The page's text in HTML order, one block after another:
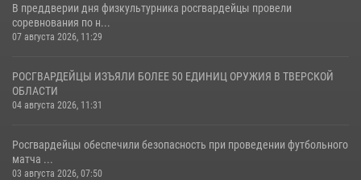
В преддверии дня физкультурника росгвардейцы провели
соревнования по н...
07 августа 2026, 11:29
РОСГВАРДЕЙЦЫ ИЗЪЯЛИ БОЛЕЕ 50 ЕДИНИЦ ОРУЖИЯ В ТВЕРСКОЙ
ОБЛАСТИ
04 августа 2026, 11:31
Росгвардейцы обеспечили безопасность при проведении футбольного
матча ...
03 августа 2026, 07:50